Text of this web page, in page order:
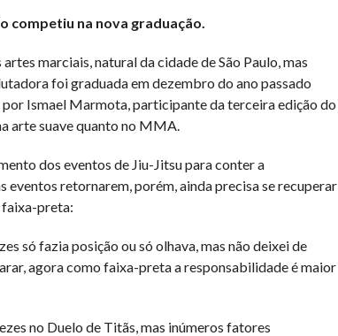
competiu na nova graduação.
marciais, natural da cidade de São Paulo, mas
foi graduada em dezembro do ano passado
Ismael Marmota, participante da terceira edição do
arte suave quanto no MMA.
dos eventos de Jiu-Jitsu para conter a
retornarem, porém, ainda precisa se recuperar
faixa-preta:
só fazia posição ou só olhava, mas não deixei de
agora como faixa-preta a responsabilidade é maior
no Duelo de Titãs, mas inúmeros fatores